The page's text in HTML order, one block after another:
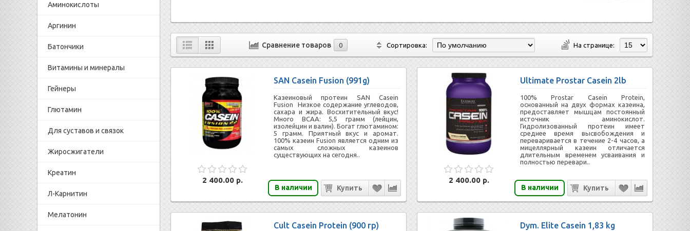
Аминокислоты
Аргинин
Батончики
Витамины и минералы
Гейнеры
Глютамин
Для суставов и связок
Жиросжигатели
Креатин
Л-Карнитин
Мелатонин
На странице:
Сравнение товаров 0 Сортировка:
В наличии
2 400.00 р.
SAN Casein Fusion (991g)
Казеиновый протеин SAN Casein
Fusion Низкое содержание углеводов,
сахара и жира. Восхитительный вкус!
Много BCAA: 5,5 грамм (лейцин,
изолейцин и валин). Богат глютамином:
5 грамм. Приятный вкус и аромат.
100% казеин Fusion является одним из
самых сложных казеинов
существующих на сегодня..
В наличии
2 400.00 р.
Ultimate Prostar Casein 2lb
100% Prostar Casein Protein,
основанный на двух формах казеина,
предоставляет мышцам постоянный
источник аминокислот.
Гидролизованный протеин имеет
среднее время высвобождения и
переваривается в течение 2-4 часов, а
мицеллярный казеин отличается
длительным временем усваивания и
полностью перевари..
Cult Casein Protein (900 гр) Dym. Elite Casein 1,83 kg